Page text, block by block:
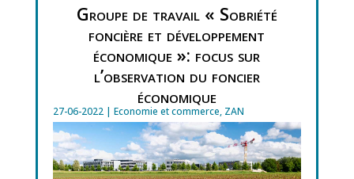
Groupe de travail « Sobriété
foncière et développement
économique »: focus sur
l’observation du foncier
économique
27-06-2022| Economie et commerce, ZAN